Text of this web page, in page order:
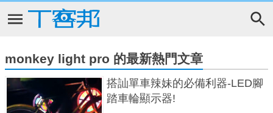
monkey light pro 的最新熱門文章
搭訕單車辣妹的必備利器-LED腳
踏車輪顯示器!